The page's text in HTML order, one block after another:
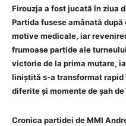
Firouzja a fost jucată în ziua
Partida fusese amânată
motive medicale, iar
frumoase partide ale
victorie de la prima mutare,
liniștită s-a transformat
diferite și momente deșah de
Cronica partidei deMMI